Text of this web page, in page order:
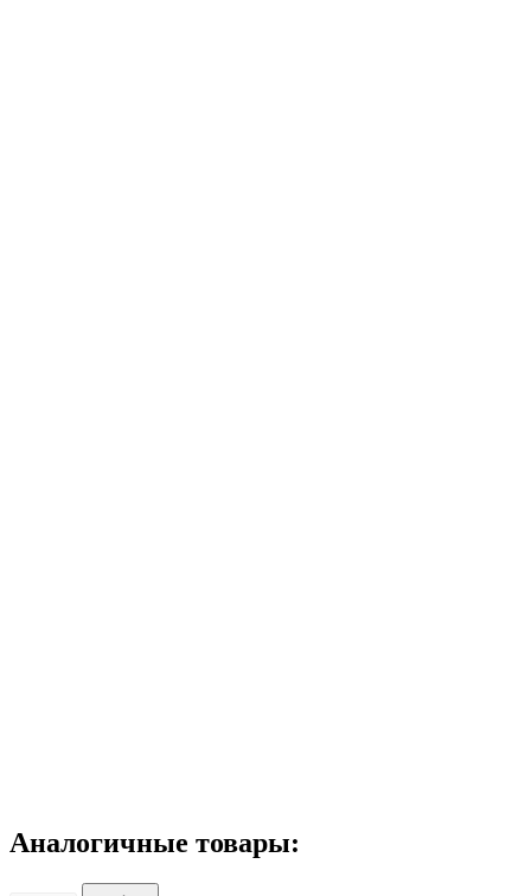
Аналогичные товары: